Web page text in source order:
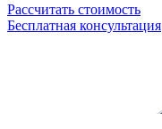
Рассчитать стоимость
Бесплатная консультация